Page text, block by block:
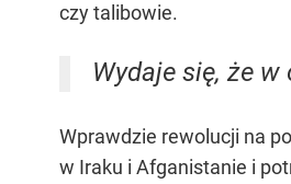
czy talibowie.
Wydaje się, że
Wprawdzie rewolucji na
w Iraku i Afganistanie i